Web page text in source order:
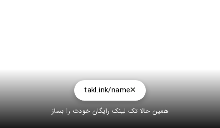
takl.ink/name
همین حالا تک لینک رایگان خودت را بساز